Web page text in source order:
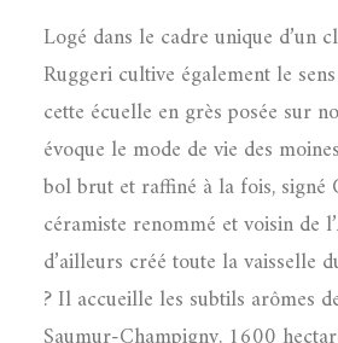
Logé dans le cadre unique d’un
Ruggeri cultive également le
cette écuelle en grès posée sur
évoque le mode de vie des
bol brut et raffiné à la fois, signé
céramiste renommé et voisin de
d’ailleurs créé toute la vaisselle
? Il accueille les subtils arômes